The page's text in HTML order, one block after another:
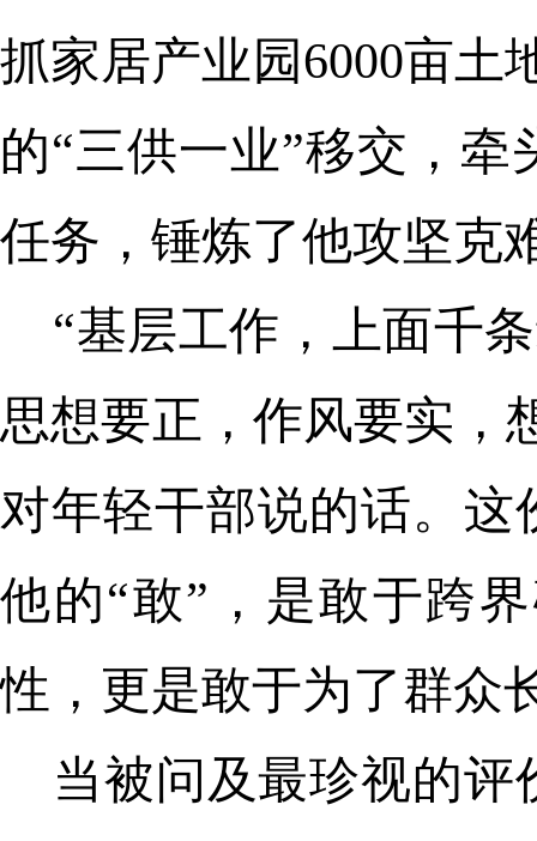
抓家居产业园6000亩土
的“三供一业”移交，
任务，锤炼了他攻坚克
“基层工作，上面千
思想要正，作风要实，
对年轻干部说的话。这
他的“敢”，是敢于跨
性，更是敢于为了群众
当被问及最珍视的